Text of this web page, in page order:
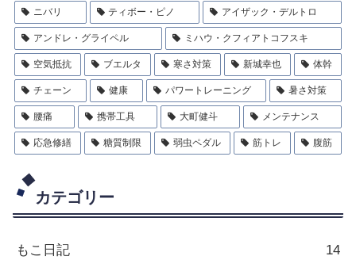
ニバリ ティボー・ピノ アイザック・デルトロ
アンドレ・グライペル ミハウ・クフィアトコフスキ
空気抵抗 ブエルタ 寒さ対策 新城幸也 体幹
チェーン 健康 パワートレーニング 暑さ対策
腰痛 携帯工具 大町健斗 メンテナンス
応急修繕 糖質制限 弱虫ペダル 筋トレ 腹筋
カテゴリー
もこ日記 14